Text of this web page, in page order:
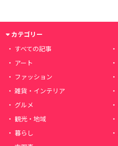
カテゴリー
すべての記事
アート
ファッション
雑貨・インテリア
グルメ
観光・地域
暮らし